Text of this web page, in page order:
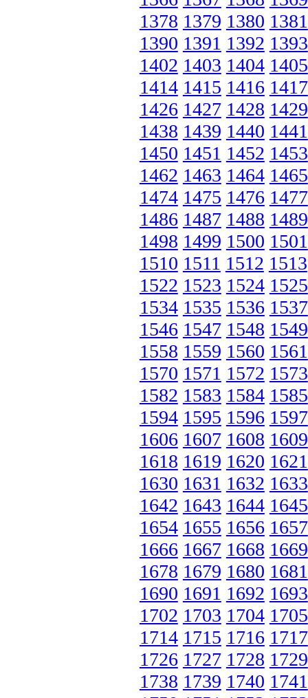
1378 1379 1380 1381
1390 1391 1392 1393
1402 1403 1404 1405
1414 1415 1416 1417
1426 1427 1428 1429
1438 1439 1440 1441
1450 1451 1452 1453
1462 1463 1464 1465
1474 1475 1476 1477
1486 1487 1488 1489
1498 1499 1500 1501
1510 1511 1512 1513
1522 1523 1524 1525
1534 1535 1536 1537
1546 1547 1548 1549
1558 1559 1560 1561
1570 1571 1572 1573
1582 1583 1584 1585
1594 1595 1596 1597
1606 1607 1608 1609
1618 1619 1620 1621
1630 1631 1632 1633
1642 1643 1644 1645
1654 1655 1656 1657
1666 1667 1668 1669
1678 1679 1680 1681
1690 1691 1692 1693
1702 1703 1704 1705
1714 1715 1716 1717
1726 1727 1728 1729
1738 1739 1740 1741